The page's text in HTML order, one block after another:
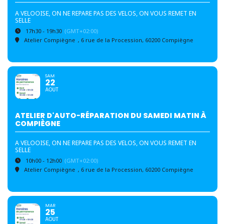
A VELOOISE, ON NE REPARE PAS DES VELOS, ON VOUS REMET EN
SELLE
17h30 - 19h30 (GMT+02:00)
Atelier Compiègne , 6 rue de la Procession, 60200 Compiègne
SAM
22
AOUT
ATELIER D'AUTO-RÉPARATION DU SAMEDI MATIN À
COMPIÈGNE
A VELOOISE, ON NE REPARE PAS DES VELOS, ON VOUS REMET EN
SELLE
10h00 - 12h00 (GMT+02:00)
Atelier Compiègne , 6 rue de la Procession, 60200 Compiègne
MAR
25
AOUT